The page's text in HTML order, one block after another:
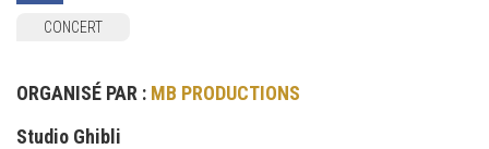
CONCERT
ORGANISÉ PAR : MB PRODUCTIONS
Studio Ghibli